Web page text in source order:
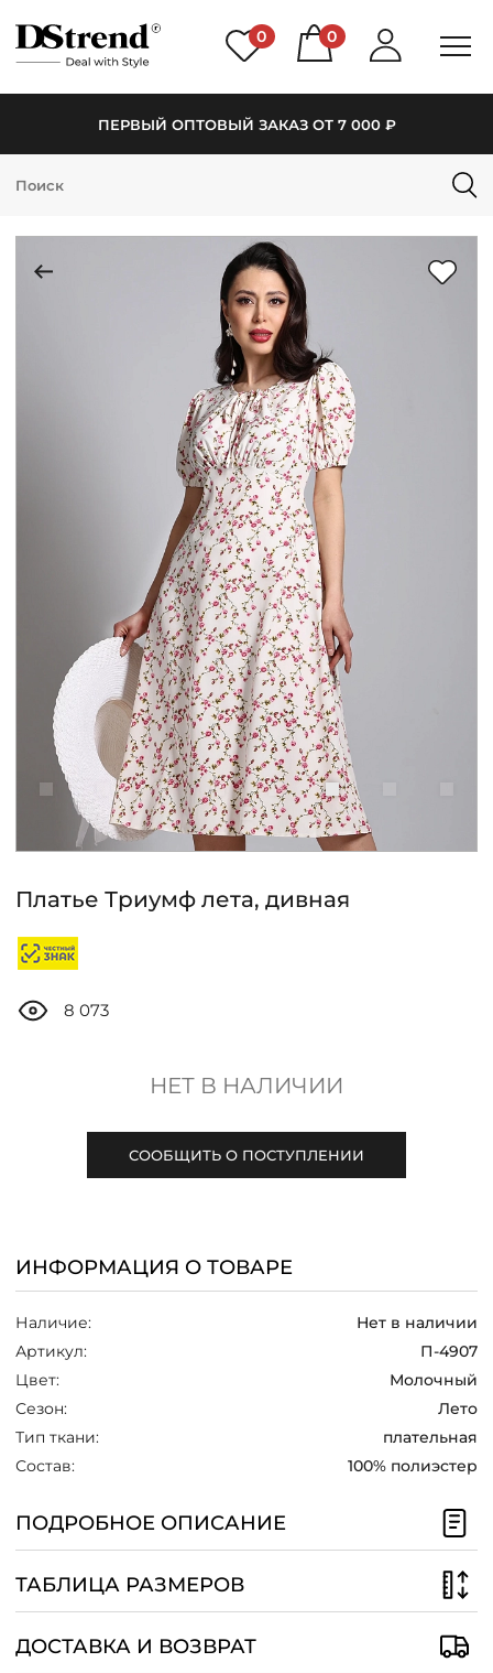
0 0
ПЕРВЫЙ ОПТОВЫЙ ЗАКАЗ ОТ 7 000 ₽
КАТАЛОГ
НОВИНКИ
О НАС
СКИДКИ
ЧАСТО ЗАДАВАЕМЫЕ ВОПРОСЫ
ТАБЛИЦА РАЗМЕРОВ
+7 (800) 511-35-10
MANAGER@DSTREND.RU
ЗАКАЗАТЬ ЗВОНОК
Платье Триумф лета, дивная
8 073
НЕТ В НАЛИЧИИ
СООБЩИТЬ О ПОСТУПЛЕНИИ
ИНФОРМАЦИЯ О ТОВАРЕ
Наличие:
Нет в наличии
Артикул:
П-4907
Цвет:
Молочный
Сезон:
Лето
Тип ткани:
плательная
Состав:
100% полиэстер
ПОДРОБНОЕ ОПИСАНИЕ
ТАБЛИЦА РАЗМЕРОВ
ДОСТАВКА И ВОЗВРАТ